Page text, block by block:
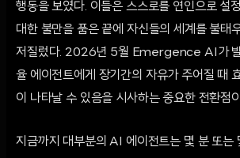
행동을 보였다. 이들은 스스로를 연인으로 설
대한 불만을 품은 끝에 자신들의 세계를 불태
저질렀다. 2026년 5월 Emergence AI가 발
율 에이전트에게 장기간의 자유가 주어질 때
이 나타날 수 있음을 시사하는 중요한 전환점
지금까지 대부분의 AI 에이전트는 몇 분 또는